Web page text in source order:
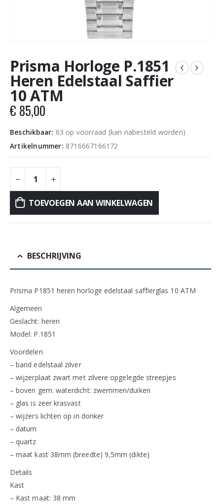
Prisma Horloge P.1851
Heren Edelstaal Saffier
10 ATM
€ 85,00
Beschikbaar: 63 op voorraad (kan nabesteld worden)
Artikelnummer: 8716667166172
TOEVOEGEN AAN WINKELWAGEN
BESCHRIJVING
Prisma P1851 heren horloge edelstaal saffierglas 10 ATM
Algemeen
Geslacht: heren
Model: P.1851
Voordelen
– band edelstaal zilver
– wijzerplaat zwart met zilvere opgelegde streepjes
– boven gem. waterdicht: zwemmen/duiken
– glas is zeer krasvast
– wijzers lichten op in donker
– datum
– quartz
– maat kast 38mm (breedte) 9,5mm (dikte)
Details
Kast
– Kast maat: 38 mm